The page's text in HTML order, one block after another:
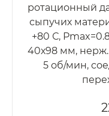
ротационный
сыпучих
+80 С,
40х98 мм, нерж.
5 об/мин,